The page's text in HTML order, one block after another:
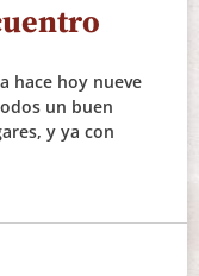
hace hoy nueve
un buen
y ya con